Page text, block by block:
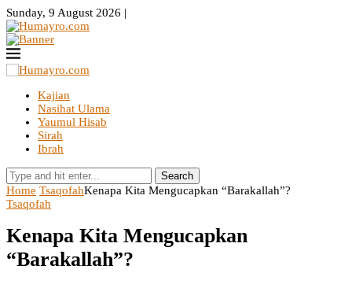
Sunday, 9 August 2026 |
Kajian
Nasihat Ulama
Yaumul Hisab
Sirah
Ibrah
Search
Home TsaqofahKenapa Kita Mengucapkan “Barakallah”?
Tsaqofah
Kenapa Kita Mengucapkan
“Barakallah”?